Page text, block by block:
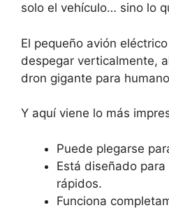
solo el vehículo… sino lo
El pequeño avión
despegar verticalmente,
dron gigante para
Y aquí viene lo más
Puede plegarse
Está diseñado
rápidos.
Funciona